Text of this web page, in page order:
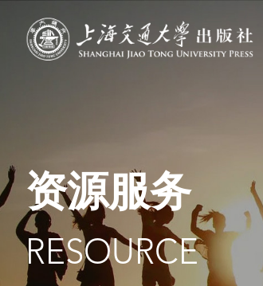
资源服务
RESOURCE